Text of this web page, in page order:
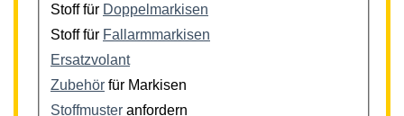
Stoff für Doppelmarkisen
Stoff für Fallarmmarkisen
Ersatzvolant
Zubehör für Markisen
Stoffmuster anfordern